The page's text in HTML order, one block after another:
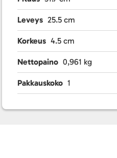
Leveys 25.5 cm
Korkeus 4.5 cm
Nettopaino 0,961 kg
Pakkauskoko 1